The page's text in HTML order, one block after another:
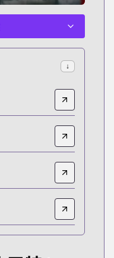
↓
c8a2-4259-
manga/billy-bat